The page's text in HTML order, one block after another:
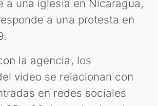
a una iglesia en Nicaragua,
a una protesta en
la agencia, los
video se relacionan con
en redes sociales